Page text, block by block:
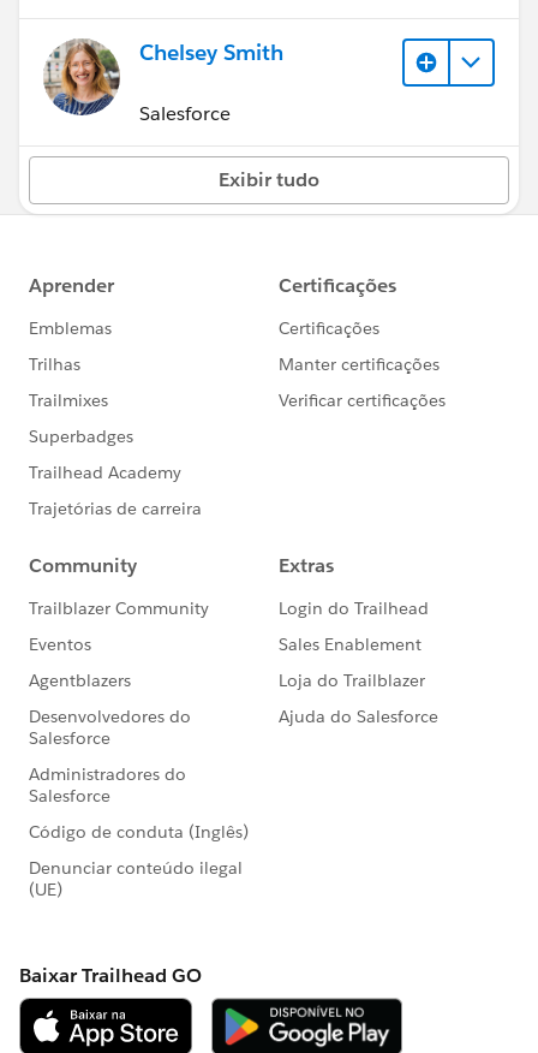
Chelsey Smith
Salesforce
Exibir tudo